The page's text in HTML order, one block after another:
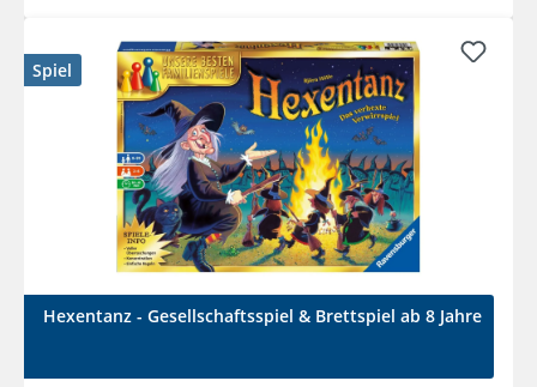
Spiel
Hexentanz - Gesellschaftsspiel & Brettspiel ab 8 Jahre